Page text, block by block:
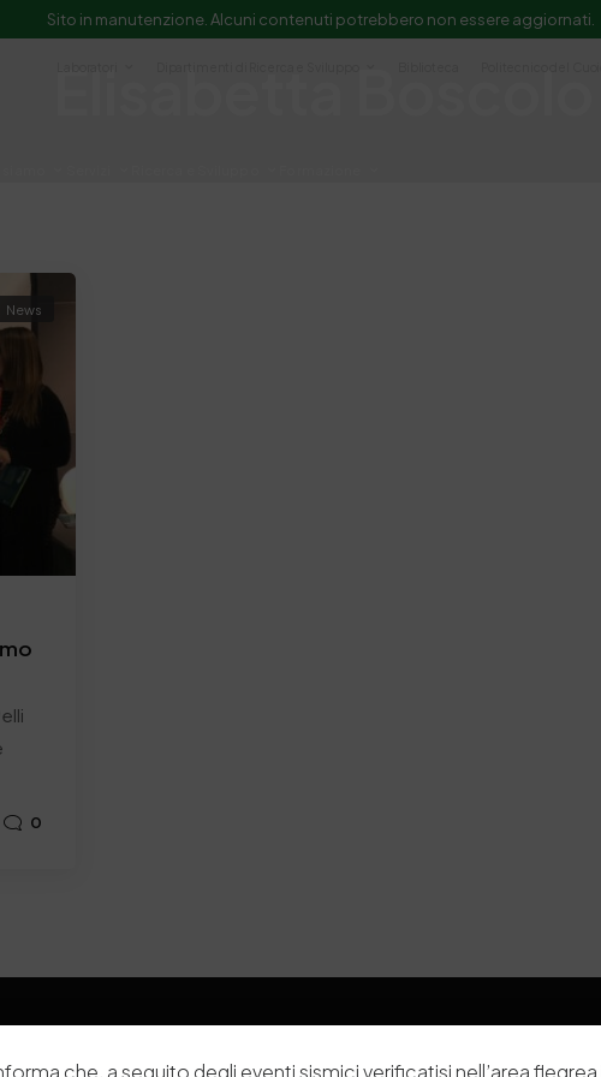
Sito in manutenzione. Alcuni contenuti potrebbero non essere aggiornati.
News
0
che, a seguito degli eventi sismici verificatisi nell’area flegrea